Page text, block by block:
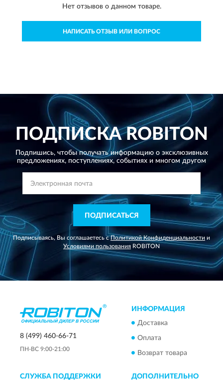
Нет отзывов о данном товаре.
НАПИСАТЬ ОТЗЫВ ИЛИ ВОПРОС
ПОДПИСКАROBITON
Подпишись, чтобы получать информацию о эксклюзивных
предложениях, поступлениях, событиях и многом другом
ПОДПИСАТЬСЯ
Подписываясь, Вы соглашаетесь сПолитикой Конфиденциальности и
Условиями пользования ROBITON
8 (499) 460-66-71
ПН-ВС 9:00-21:00
ИНФОРМАЦИЯ
Доставка
Оплата
Возврат товара
СЛУЖБА ПОДДЕРЖКИ ДОПОЛНИТЕЛЬНО